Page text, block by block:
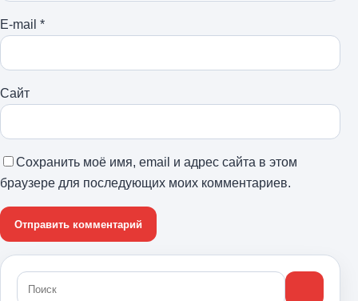
E-mail *
Сайт
Сохранить моё имя, email и адрес сайта в этом
браузере для последующих моих комментариев.